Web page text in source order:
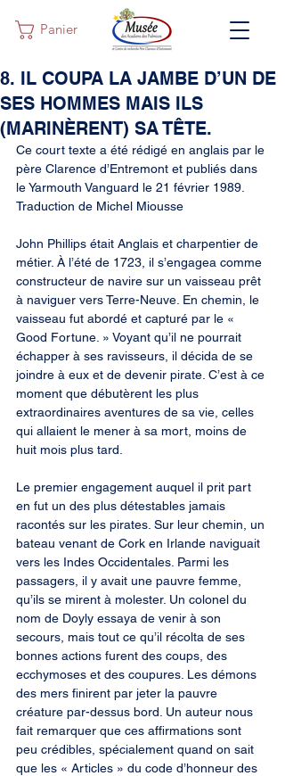
Panier
8. IL COUPA LA JAMBE D’UN DE
SES HOMMES MAIS ILS
(MARINÈRENT) SA TÊTE.
Ce court texte a été rédigé en anglais par le
père Clarence d’Entremont et publiés dans
le Yarmouth Vanguard le 21 février 1989.
Traduction de Michel Miousse
John Phillips était Anglais et charpentier de
métier. À l’été de 1723, il s’engagea comme
constructeur de navire sur un vaisseau prêt
à naviguer vers Terre-Neuve. En chemin, le
vaisseau fut abordé et capturé par le «
Good Fortune. » Voyant qu’il ne pourrait
échapper à ses ravisseurs, il décida de se
joindre à eux et de devenir pirate. C’est à ce
moment que débutèrent les plus
extraordinaires aventures de sa vie, celles
qui allaient le mener à sa mort, moins de
huit mois plus tard.
Le premier engagement auquel il prit part
en fut un des plus détestables jamais
racontés sur les pirates. Sur leur chemin, un
bateau venant de Cork en Irlande naviguait
vers les Indes Occidentales. Parmi les
passagers, il y avait une pauvre femme,
qu’ils se mirent à molester. Un colonel du
nom de Doyly essaya de venir à son
secours, mais tout ce qu’il récolta de ses
bonnes actions furent des coups, des
ecchymoses et des coupures. Les démons
des mers finirent par jeter la pauvre
créature par-dessus bord. Un auteur nous
fait remarquer que ces affirmations sont
peu crédibles, spécialement quand on sait
que les « Articles » du code d’honneur des